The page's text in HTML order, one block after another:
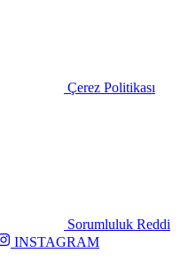
Çerez Politikası
Sorumluluk Reddi
INSTAGRAM